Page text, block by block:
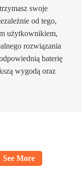
swoje
od tego,
użytkownikiem,
rozwiązania
baterię
wygodą oraz
See More